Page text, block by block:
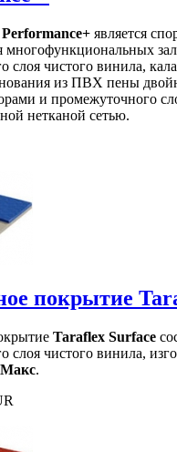
является
многофункциональных
слоя чистого винила,
из ПВХ пены
и промежуточного
нетканой сетью.
покрытие
Taraflex Surface
слоя чистого винила,
.